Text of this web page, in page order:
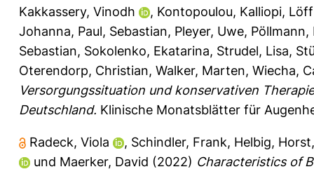
Kakkassery, Vinodh
, Kontopoulou, Kalliopi,
Johanna, Paul, Sebastian, Pleyer, Uwe, Pöllmann,
Sebastian, Sokolenko, Ekatarina, Strudel, Lisa,
Oterendorp, Christian, Walker, Marten, Wiecha,
Versorgungssituation und konservativen
Deutschland. Klinische Monatsblätter für
Radeck, Viola , Schindler, Frank, Helbig, Horst
und Maerker, David (2022) Characteristics of